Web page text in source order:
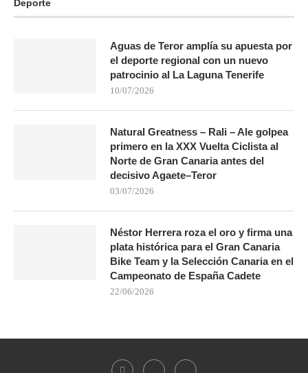
Deporte
Aguas de Teror amplía su apuesta por
el deporte regional con un nuevo
patrocinio al La Laguna Tenerife
10/07/2026
Natural Greatness – Rali – Ale golpea
primero en la XXX Vuelta Ciclista al
Norte de Gran Canaria antes del
decisivo Agaete–Teror
03/07/2026
Néstor Herrera roza el oro y firma una
plata histórica para el Gran Canaria
Bike Team y la Selección Canaria en el
Campeonato de España Cadete
22/06/2026